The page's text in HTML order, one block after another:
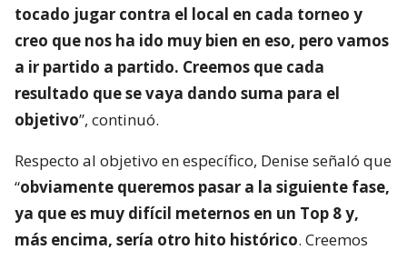
tocado jugar contra el local en cada torneo y
creo que nos ha ido muy bien en eso, pero vamos
a ir partido a partido. Creemos que cada
resultado que se vaya dando suma para el
objetivo”, continuó.
Respecto al objetivo en específico, Denise señaló que
“obviamente queremos pasar a la siguiente fase,
ya que es muy difícil meternos en un Top 8 y,
más encima, sería otro hito histórico. Creemos